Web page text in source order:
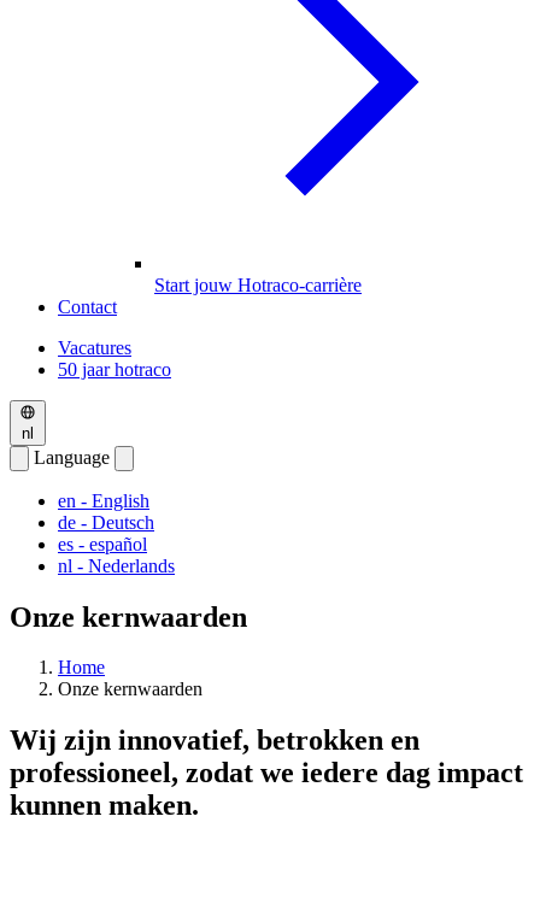
Start jouw Hotraco-carrière
Contact
Vacatures
50 jaar hotraco
nl
Language
en - English
de - Deutsch
es - español
nl - Nederlands
Onze kernwaarden
Home
Onze kernwaarden
Wij zijn innovatief, betrokken en
professioneel, zodat we iedere dag impact
kunnen maken.